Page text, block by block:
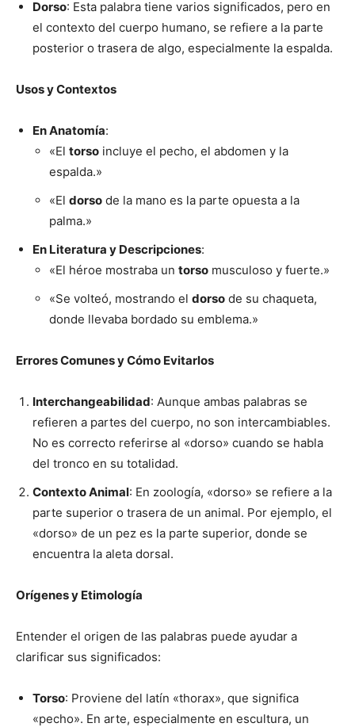
Dorso: Esta palabra tiene varios significados, pero en
el contexto del cuerpo humano, se refiere a la parte
posterior o trasera de algo, especialmente la espalda.
Usos y Contextos
En Anatomía:
«El torso incluye el pecho, el abdomen y la
espalda.»
«El dorso de la mano es la parte opuesta a la
palma.»
En Literatura y Descripciones:
«El héroe mostraba un torso musculoso y fuerte.»
«Se volteó, mostrando el dorso de su chaqueta,
donde llevaba bordado su emblema.»
Errores Comunes y Cómo Evitarlos
Interchangeabilidad: Aunque ambas palabras se
refieren a partes del cuerpo, no son intercambiables.
No es correcto referirse al «dorso» cuando se habla
del tronco en su totalidad.
Contexto Animal: En zoología, «dorso» se refiere a la
parte superior o trasera de un animal. Por ejemplo, el
«dorso» de un pez es la parte superior, donde se
encuentra la aleta dorsal.
Orígenes y Etimología
Entender el origen de las palabras puede ayudar a
clarificar sus significados:
Torso: Proviene del latín «thorax», que significa
«pecho». En arte, especialmente en escultura, un